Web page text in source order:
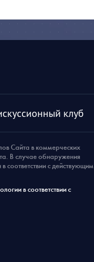
клуб
Сайта в коммерческих
В случае обнаружения
соответствии с действующим
в соответствии с